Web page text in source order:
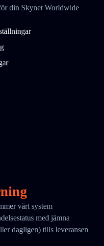
din Skynet Worldwide
vårt system
med jämna
dagligen) tills leveransen